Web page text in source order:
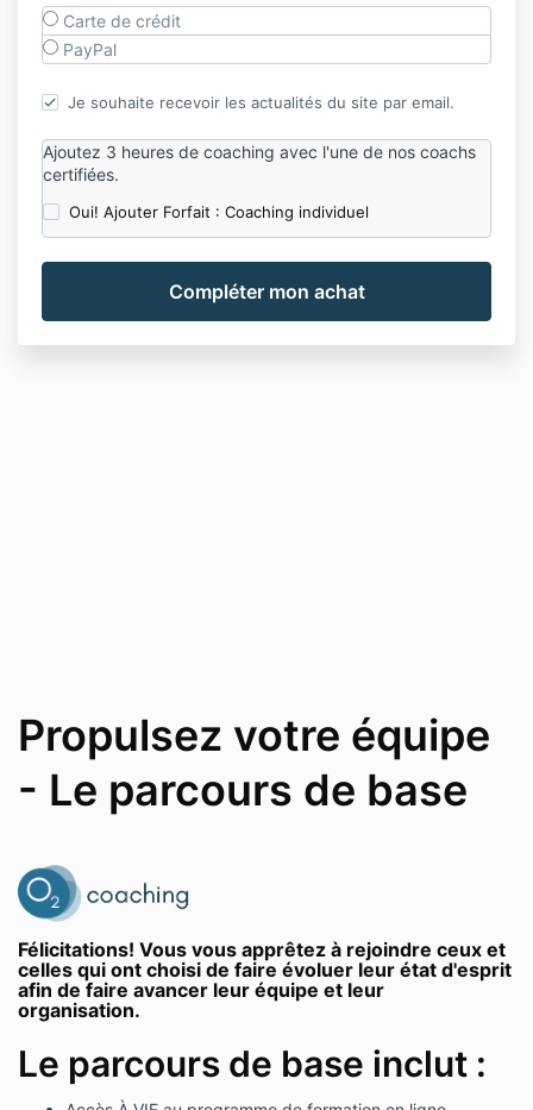
Carte de crédit
PayPal
Je souhaite recevoir les actualités du site par email.
Ajoutez 3 heures de coaching avec l'une de nos coachs
certifiées.
Oui! Ajouter Forfait : Coaching individuel
Propulsez votre équipe
- Le parcours de base
Félicitations! Vous vous apprêtez à rejoindre ceux et
celles qui ont choisi de faire évoluer leur état d'esprit
afin de faire avancer leur équipe et leur
organisation.
Le parcours de base inclut :